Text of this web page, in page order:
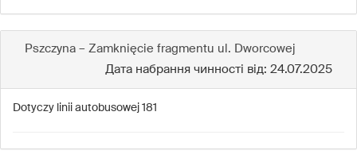
Pszczyna – Zamknięcie fragmentu ul. Dworcowej
Дата набрання чинності від: 24.07.2025
Dotyczy linii autobusowej 181